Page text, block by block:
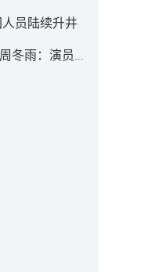
员陆续升井
有底，得靠体验生活